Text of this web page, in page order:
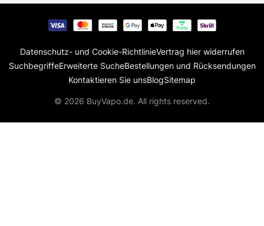
Datenschutz- und Cookie-RichtlinieVertrag hier widerrufen
SuchbegriffeErweiterte SucheBestellungen und Rücksendungen
Kontaktieren Sie unsBlogSitemap
© 2026 BuyVapo.de. All rights reserved.